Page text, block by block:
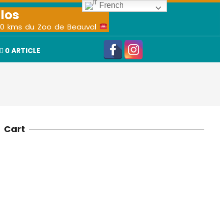
kms du Zoo de Beauval
0 ARTICLE
Cart
French